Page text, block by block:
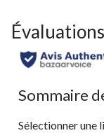
Évaluations
Sommaire
Sélectionner une